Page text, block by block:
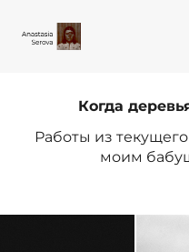
Когда
Работы из
моим